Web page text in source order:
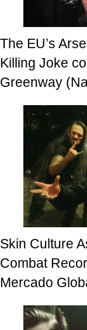
The EU’s
Killing Joke
Greenway
Skin Culture
Combat
Mercado